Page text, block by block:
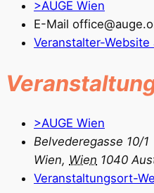
>AUGE Wien
E-Mail
Veranstalter-Website
>AUGE Wien
Belvederegasse 10/1
Wien, Wien 1040
Veranstaltungsort-